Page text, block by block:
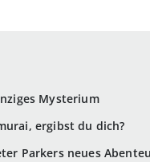
Mysterium
ergibst du dich?
Parkers neues